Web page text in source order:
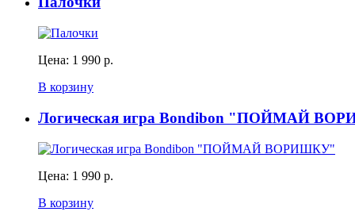
Цена: 1 990 р.
В корзину
Логическая игра Bondibon "ПОЙМАЙ
Цена: 1 990 р.
В корзину